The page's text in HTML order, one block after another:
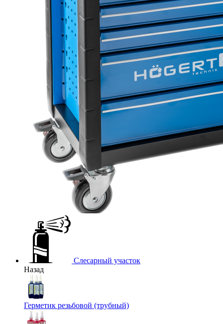
Слесарный участок
Назад
Герметик резьбовой (трубный)